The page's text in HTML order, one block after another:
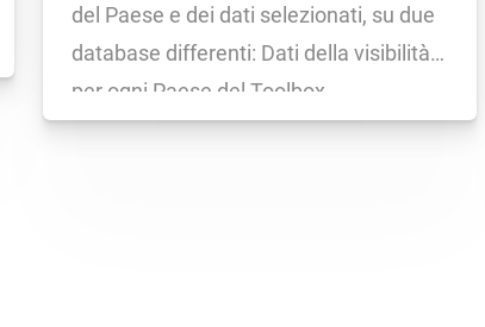
del Paese e dei dati selezionati, su due
database differenti: Dati della visibilità:
per ogni Paese del Toolbox
monitoriamo un milione di keyword.